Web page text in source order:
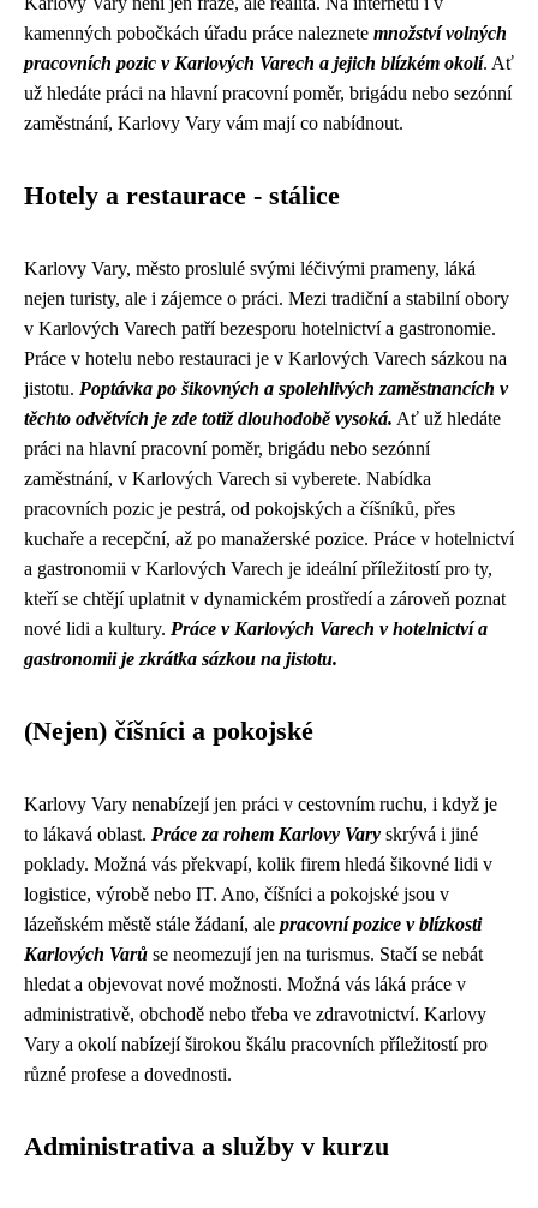
kamenných pobočkách úřadu práce naleznete množství volných
pracovních pozic v Karlových Varech a jejich blízkém okolí. Ať
už hledáte práci na hlavní pracovní poměr, brigádu nebo sezónní
zaměstnání, Karlovy Vary vám mají co nabídnout.
Hotely a restaurace - stálice
Karlovy Vary, město proslulé svými léčivými prameny, láká
nejen turisty, ale i zájemce o práci. Mezi tradiční a stabilní obory
v Karlových Varech patří bezesporu hotelnictví a gastronomie.
Práce v hotelu nebo restauraci je v Karlových Varech sázkou na
jistotu. Poptávka po šikovných a spolehlivých zaměstnancích v
těchto odvětvích je zde totiž dlouhodobě vysoká. Ať už hledáte
práci na hlavní pracovní poměr, brigádu nebo sezónní
zaměstnání, v Karlových Varech si vyberete. Nabídka
pracovních pozic je pestrá, od pokojských a číšníků, přes
kuchaře a recepční, až po manažerské pozice. Práce v hotelnictví
a gastronomii v Karlových Varech je ideální příležitostí pro ty,
kteří se chtějí uplatnit v dynamickém prostředí a zároveň poznat
nové lidi a kultury. Práce v Karlových Varech v hotelnictví a
gastronomii je zkrátka sázkou na jistotu.
(Nejen) číšníci a pokojské
Karlovy Vary nenabízejí jen práci v cestovním ruchu, i když je
to lákavá oblast. Práce za rohem Karlovy Vary skrývá i jiné
poklady. Možná vás překvapí, kolik firem hledá šikovné lidi v
logistice, výrobě nebo IT. Ano, číšníci a pokojské jsou v
lázeňském městě stále žádaní, ale pracovní pozice v blízkosti
Karlových Varů se neomezují jen na turismus. Stačí se nebát
hledat a objevovat nové možnosti. Možná vás láká práce v
administrativě, obchodě nebo třeba ve zdravotnictví. Karlovy
Vary a okolí nabízejí širokou škálu pracovních příležitostí pro
různé profese a dovednosti.
Administrativa a služby v kurzu